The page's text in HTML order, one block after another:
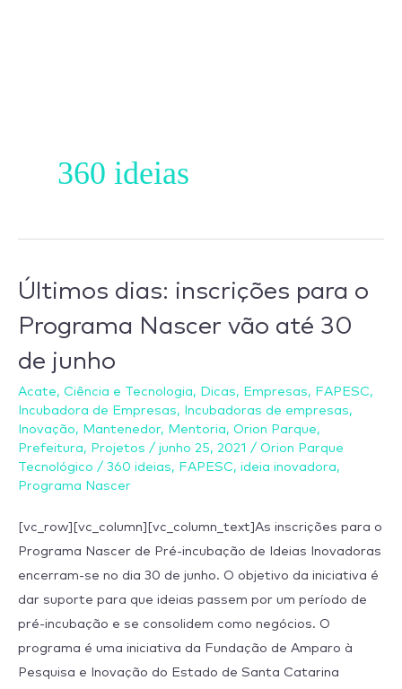
360 ideias
Últimos dias: inscrições para o
Programa Nascer vão até 30
de junho
Acate, Ciência e Tecnologia, Dicas, Empresas, FAPESC,
Incubadora de Empresas, Incubadoras de empresas,
Inovação, Mantenedor, Mentoria, Orion Parque,
Prefeitura, Projetos / junho 25, 2021 / Orion Parque
Tecnológico / 360 ideias, FAPESC, ideia inovadora,
Programa Nascer
[vc_row][vc_column][vc_column_text]As inscrições para o
Programa Nascer de Pré-incubação de Ideias Inovadoras
encerram-se no dia 30 de junho. O objetivo da iniciativa é
dar suporte para que ideias passem por um período de
pré-incubação e se consolidem como negócios. O
programa é uma iniciativa da Fundação de Amparo à
Pesquisa e Inovação do Estado de Santa Catarina
Últimos
inscrições
para
Programa
Nascer
vão
de
junho